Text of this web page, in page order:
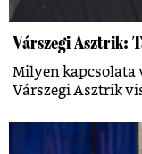
Várszegi Asztrik:
Milyen kapcsolata
Várszegi Asztrik